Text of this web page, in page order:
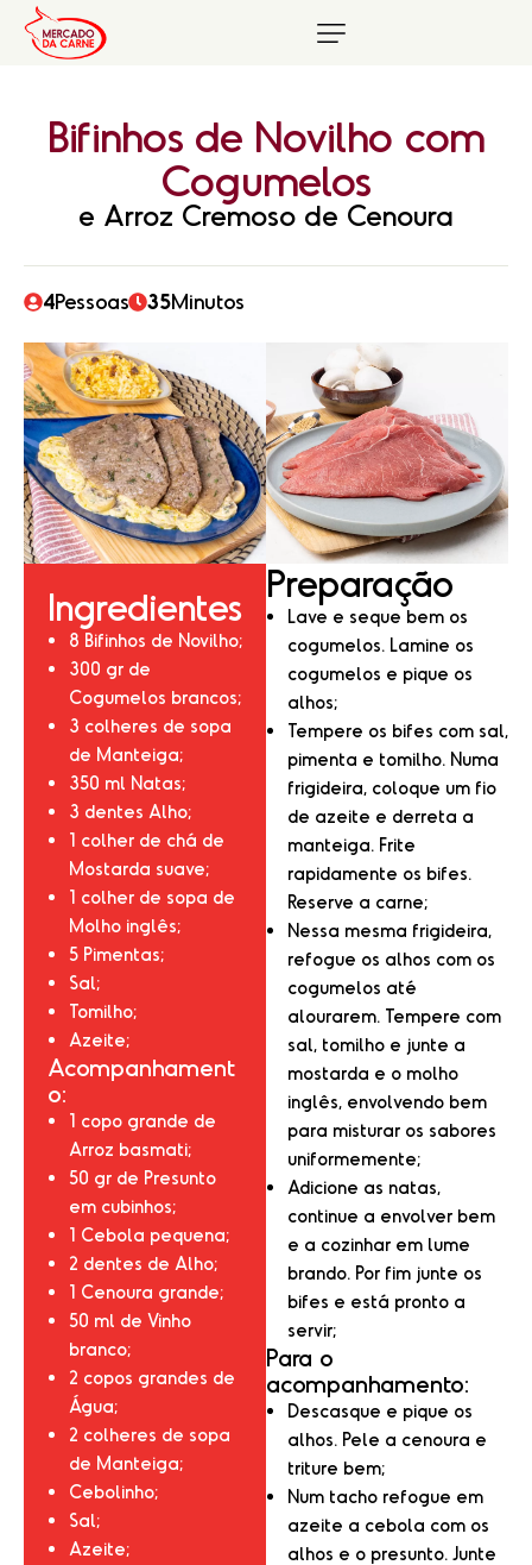
Bifinhos de Novilho com
Cogumelos
e Arroz Cremoso de Cenoura
4Pessoas 35Minutos
Ingredientes
8 Bifinhos de Novilho;
300 gr de
Cogumelos brancos;
3 colheres de sopa
de Manteiga;
350 ml Natas;
3 dentes Alho;
1 colher de chá de
Mostarda suave;
1 colher de sopa de
Molho inglês;
5 Pimentas;
Sal;
Tomilho;
Azeite;
Acompanhament
o:
1 copo grande de
Arroz basmati;
50 gr de Presunto
em cubinhos;
1 Cebola pequena;
2 dentes de Alho;
1 Cenoura grande;
50 ml de Vinho
branco;
2 copos grandes de
Água;
2 colheres de sopa
de Manteiga;
Cebolinho;
Sal;
Azeite;
Preparação
Lave e seque bem os
cogumelos. Lamine os
cogumelos e pique os
alhos;
Tempere os bifes com sal,
pimenta e tomilho. Numa
frigideira, coloque um fio
de azeite e derreta a
manteiga. Frite
rapidamente os bifes.
Reserve a carne;
Nessa mesma frigideira,
refogue os alhos com os
cogumelos até
alourarem. Tempere com
sal, tomilho e junte a
mostarda e o molho
inglês, envolvendo bem
para misturar os sabores
uniformemente;
Adicione as natas,
continue a envolver bem
e a cozinhar em lume
brando. Por fim junte os
bifes e está pronto a
servir;
Para o
acompanhamento:
Descasque e pique os
alhos. Pele a cenoura e
triture bem;
Num tacho refogue em
azeite a cebola com os
alhos e o presunto. Junte